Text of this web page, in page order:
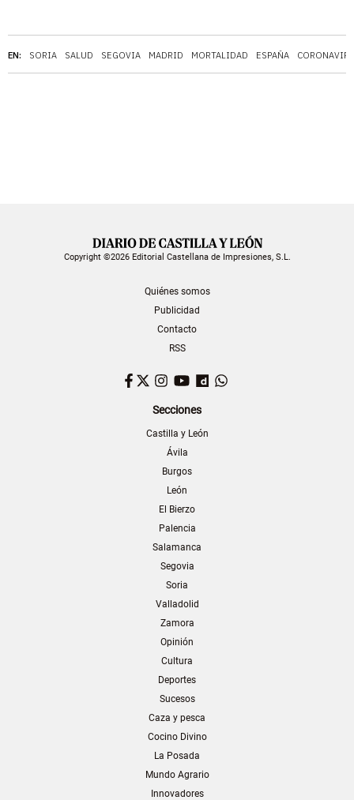
EN: SORIA SALUD SEGOVIA MADRID MORTALIDAD ESPAÑA
Copyright ©2026 Editorial Castellana de Impresiones, S.L.
Quiénes somos
Publicidad
Contacto
RSS
Facebook
TwitterInstagram
YouTubeDailymotion
Secciones
Castilla y León
Ávila
Burgos
León
El Bierzo
Palencia
Salamanca
Segovia
Soria
Valladolid
Zamora
Opinión
Cultura
Deportes
Sucesos
Caza y pesca
Cocino Divino
La Posada
Mundo Agrario
Innovadores